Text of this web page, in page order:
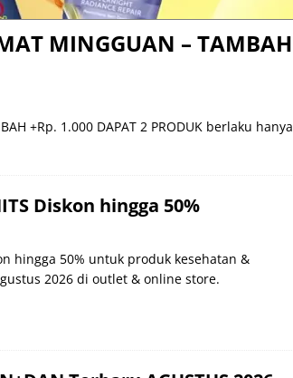
MINGGUAN – TAMBAH
+Rp. 1.000 DAPAT 2 PRODUK berlaku hanya
Diskon hingga 50%
hingga 50% untuk produk kesehatan &
2026 di outlet & online store.